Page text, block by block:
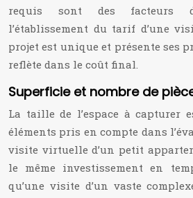
requis sont des facteurs
l’établissement du tarif d’une
projet est unique et présente ses
reflète dans le coût final.
Superficie et nombre de
La taille de l’espace à capturer
éléments pris en compte dans
visite virtuelle d’un petit
le même investissement en
qu’une visite d’un vaste